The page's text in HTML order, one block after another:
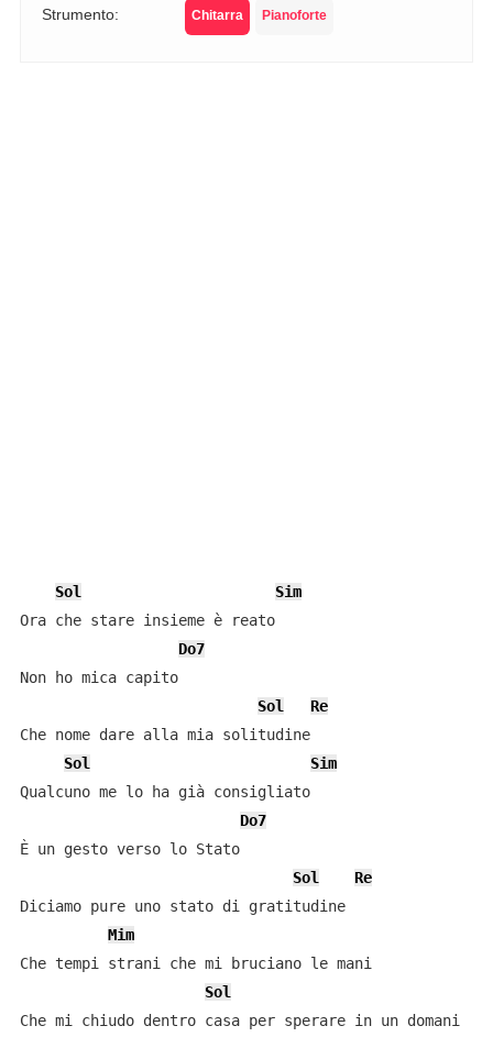
Strumento: Chitarra Pianoforte
Sol
Sim
Ora che stare insieme è reato
Do7
Non ho mica capito
Sol
Re
Che nome dare alla mia solitudine
Sol
Sim
Qualcuno me lo ha già consigliato
Do7
È un gesto verso lo Stato
Sol
Re
Diciamo pure uno stato di gratitudine
Mim
Che tempi strani che mi bruciano le mani
Sol
Che mi chiudo dentro casa per sperare in un domani